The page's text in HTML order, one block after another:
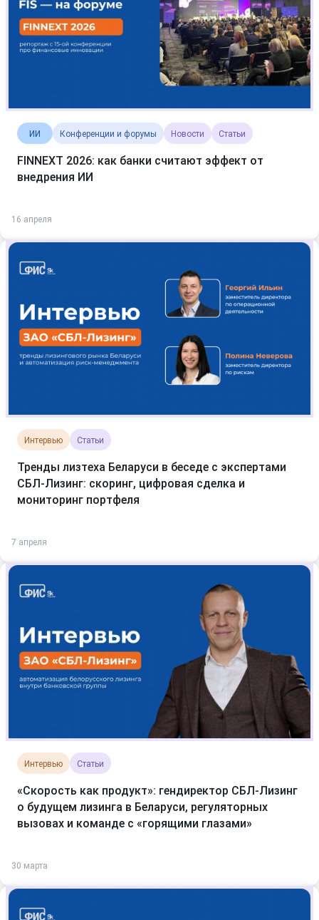
ИИ Конференции и форумы Новости Статьи
FINNEXT 2026: как банки считают эффект от
внедрения ИИ
16 апреля
Интервью Статьи
Тренды лизтеха Беларуси в беседе с экспертами
СБЛ-Лизинг: скоринг, цифровая сделка и
мониторинг портфеля
7 апреля
Интервью Статьи
«Скорость как продукт»: гендиректор СБЛ-Лизинг
о будущем лизинга в Беларуси, регуляторных
вызовах и команде с «горящими глазами»
30 марта